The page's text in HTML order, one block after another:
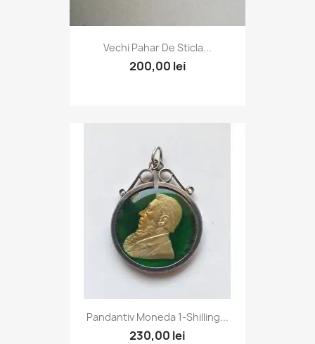
Vechi Pahar De Sticla...
200,00 lei
Pandantiv Moneda 1-Shilling...
230,00 lei